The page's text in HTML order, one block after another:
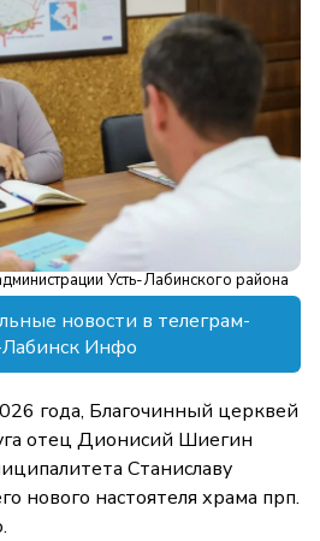
Усть-Лабинского района
новости в телеграм-
Лабинск Инфо
года, Благочинный церквей
отец Дионисий Шиегин
Станиславу
нового настоятеля храма прп.